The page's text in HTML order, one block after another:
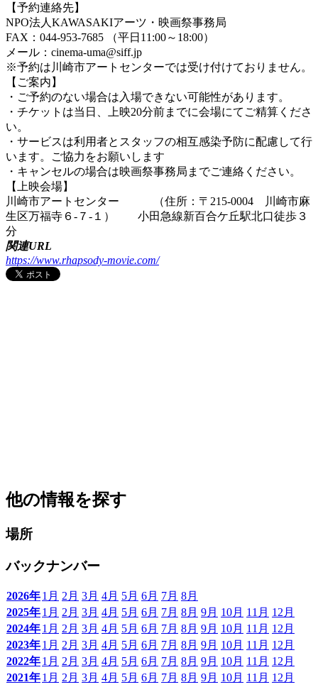
【予約連絡先】
NPO法人KAWASAKIアーツ・映画祭事務局
FAX：044-953-7685 （平日11:00～18:00）
メール：cinema-uma@siff.jp
※予約は川崎市アートセンターでは受け付けておりません。
【ご案内】
・ご予約のない場合は入場できない可能性があります。
・チケットは当日、上映20分前までに会場にてご精算くださ
い。
・サービスは利用者とスタッフの相互感染予防に配慮して行
います。ご協力をお願いします
・キャンセルの場合は映画祭事務局までご連絡ください。
【上映会場】
川崎市アートセンター （住所：〒215‐0004 川崎市麻
生区万福寺６‐７‐１） 小田急線新百合ケ丘駅北口徒歩３
分
関連URL
https://www.rhapsody-movie.com/
他の情報を探す
場所
バックナンバー
2026年1月 2月 3月 4月 5月 6月 7月 8月
2025年1月 2月 3月 4月 5月 6月 7月 8月 9月 10月 11月 12月
2024年1月 2月 3月 4月 5月 6月 7月 8月 9月 10月 11月 12月
2023年1月 2月 3月 4月 5月 6月 7月 8月 9月 10月 11月 12月
2022年1月 2月 3月 4月 5月 6月 7月 8月 9月 10月 11月 12月
2021年1月 2月 3月 4月 5月 6月 7月 8月 9月 10月 11月 12月